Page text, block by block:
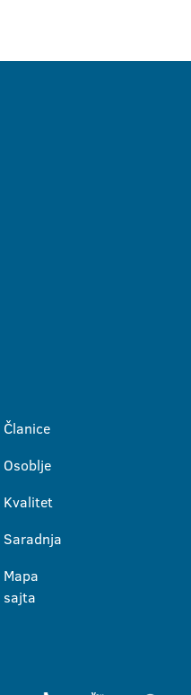
Članice
Osoblje
Kvalitet
Saradnja
Mapa
sajta